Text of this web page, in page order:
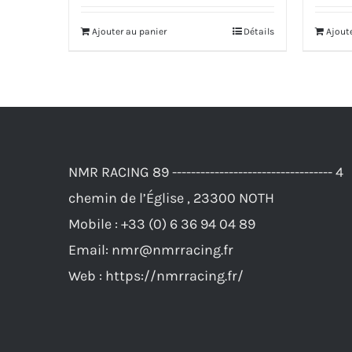
Ajouter au panier Détails
NMR RACING 89 ---------------------------------- 4
chemin de l’Église , 23300 NOTH
Mobile : +33 (0) 6 36 94 04 89
Email: nmr@nmrracing.fr
Web : https://nmrracing.fr/